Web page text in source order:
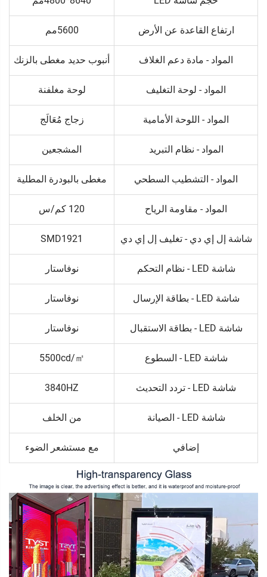
ارتفاع القاعدة عن الأرض 5600مم
المواد - مادة دعم الغلاف أنبوب حديد مغطى بالزنك
المواد - لوحة التغليف لوحة مغلفنة
المواد - اللوحة الأمامية زجاج مُعَالَج
المواد - نظام التبريد المشجعين
المواد - التشطيب السطحي مغطى بالبودرة المطلية
المواد - مقاومة الرياح 120 كم/س
شاشة إل إي دي - تغليف إل إي دي SMD1921
شاشة LED - نظام التحكم نوفاستار
شاشة LED - بطاقة الإرسال نوفاستار
شاشة LED - بطاقة الاستقبال نوفاستار
شاشة LED - السطوع 5500cd/㎡
شاشة LED - تردد التحديث 3840HZ
شاشة LED - الصيانة من الخلف
إضافي مع مستشعر الضوء